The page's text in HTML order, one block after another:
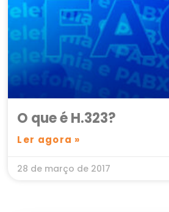
O que é H.323?
Ler agora »
28 de março de 2017